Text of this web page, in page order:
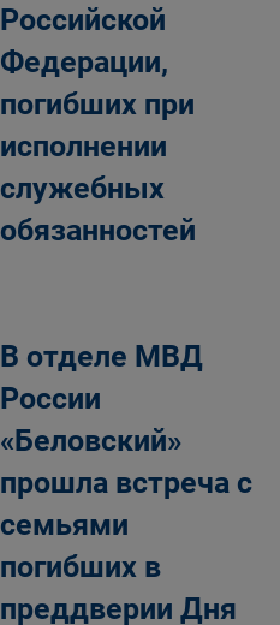
Российской
Федерации,
погибших при
исполнении
служебных
обязанностей
В отделе МВД
России
«Беловский»
прошла встреча с
семьями
погибших в
преддверии Дня